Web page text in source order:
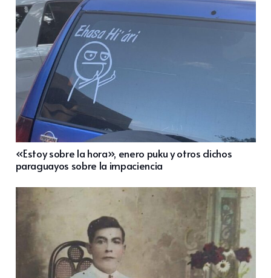
«Estoy sobre la hora», enero puku y otros dichos
paraguayos sobre la impaciencia